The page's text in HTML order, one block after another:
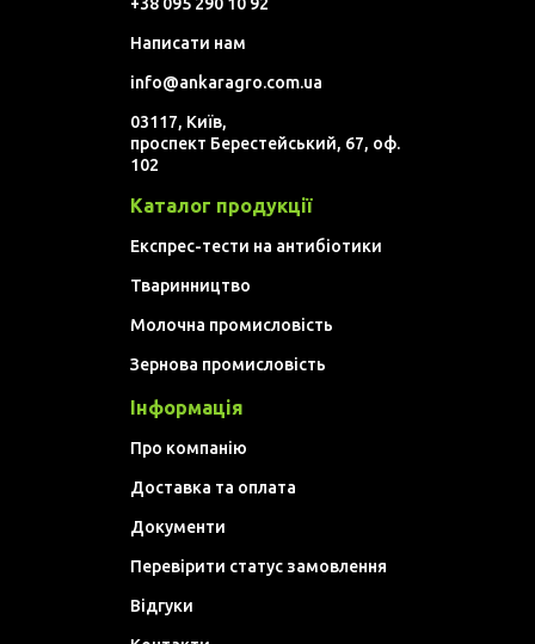
Написати нам
info@ankaragro.com.ua
03117, Київ,
проспект Берестейський, 67, оф.
102
Каталог продукції
Експрес-тести на антибіотики
Тваринництво
Молочна промисловість
Зернова промисловість
Інформація
Про компанію
Доставка та оплата
Документи
Перевірити статус замовлення
Відгуки